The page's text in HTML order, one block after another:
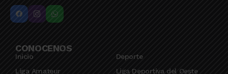
CONOCENOS
Inicio
Deporte
Liga Amateur
Liga Deportiva del Oeste